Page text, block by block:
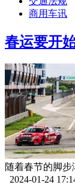
商用车讯
春运要开
随着春节的脚
2024-01-24